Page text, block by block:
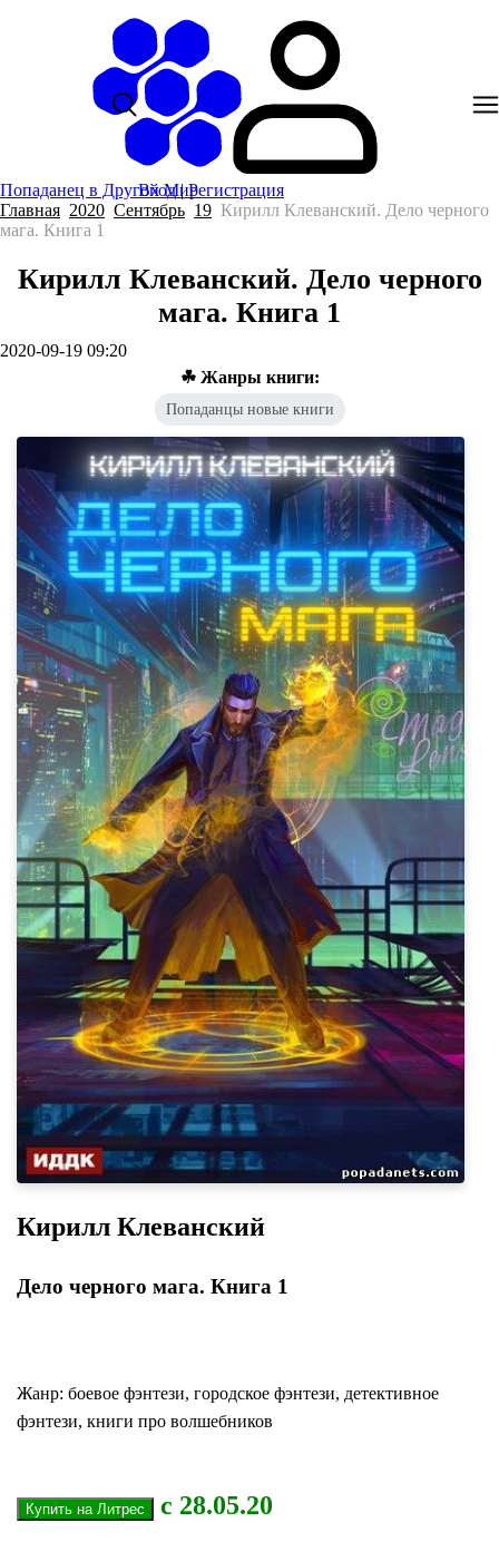
Попаданец в Другой Мир
Вход|Регистрация
Главная 2020 Сентябрь 19 Кирилл Клеванский. Дело черного
мага. Книга 1
Кирилл Клеванский. Дело черного
мага. Книга 1
2020-09-19 09:20
☘ Жанры книги:
Попаданцы новые книги
Кирилл Клеванский
Дело черного мага. Книга 1
Жанр: боевое фэнтези, городское фэнтези, детективное
фэнтези, книги про волшебников
с 28.05.20